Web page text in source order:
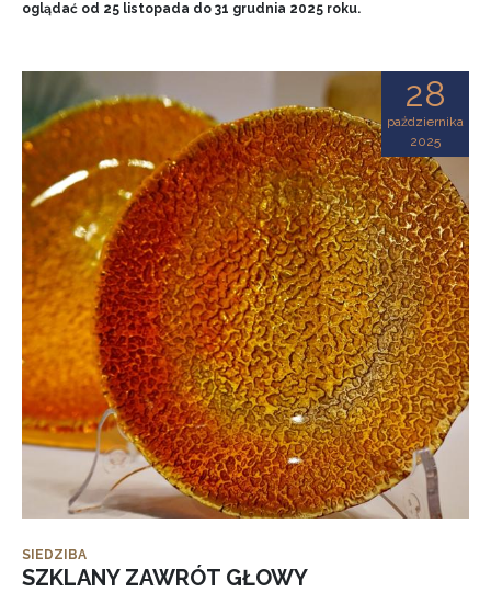
oglądać od 25 listopada do 31 grudnia 2025 roku.
28
października
2025
SIEDZIBA
SZKLANY ZAWRÓT GŁOWY